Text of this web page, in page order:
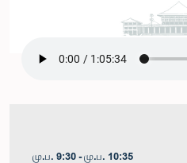
மு.ப. 9:30 - மு.ப. 10:35